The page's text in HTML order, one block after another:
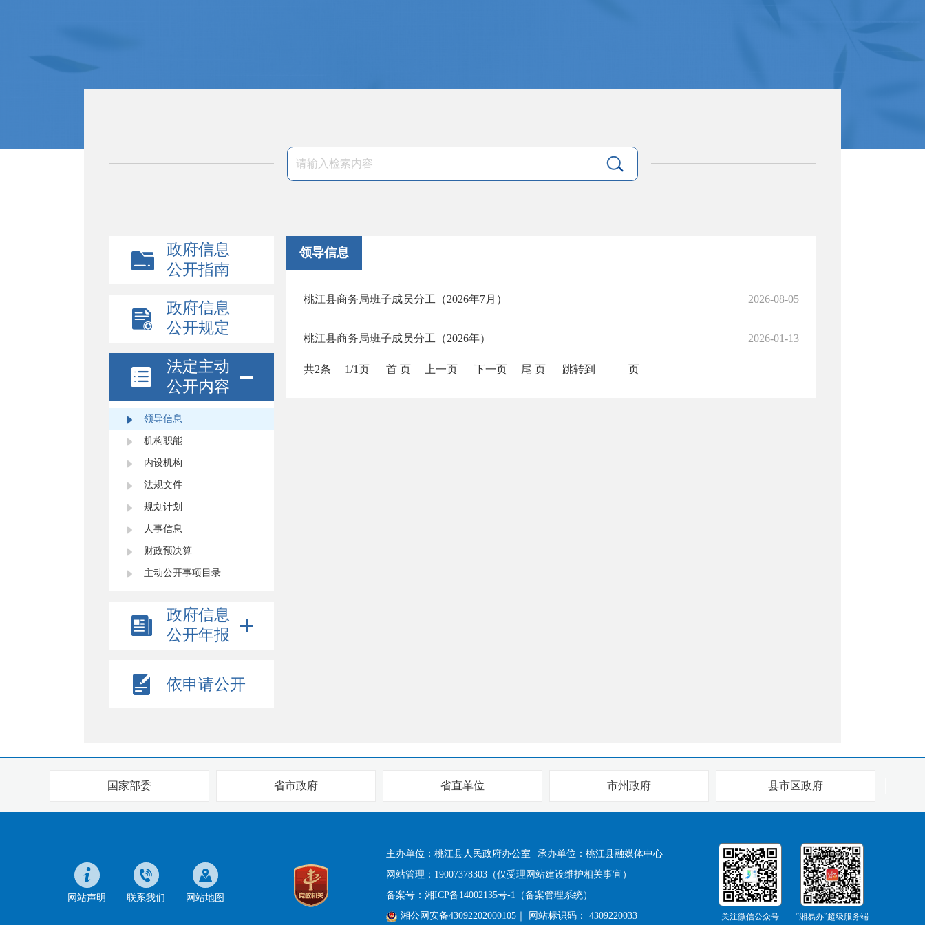
政府信息
公开指南
政府信息
公开规定
法定主动
公开内容
领导信息
机构职能
内设机构
法规文件
规划计划
人事信息
财政预决算
主动公开事项目录
政府信息
公开年报
依申请公开
领导信息
桃江县商务局班子成员分工（2026年7月） 2026-08-05
桃江县商务局班子成员分工（2026年） 2026-01-13
共2条 1/1页 首 页 上一页 下一页 尾 页 跳转到 页
国家部委 省市政府 省直单位 市州政府 县市区政府
网站声明 联系我们 网站地图
主办单位：桃江县人民政府办公室
承办单位：桃江县融媒体中心
网站管理：19007378303（仅受理网站建设维护相关事宜）
备案号： 湘ICP备14002135号-1（备案管理系统）
湘公网安备43092202000105 ｜ 网站标识码： 4309220033 关注微信公众号 “湘易办”超级服务端